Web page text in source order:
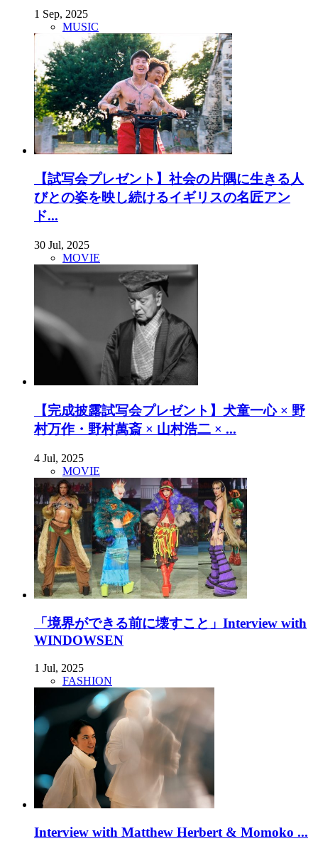
1 Sep, 2025
MUSIC
【試写会プレゼント】社会の片隅に生きる人
びとの姿を映し続けるイギリスの名匠アン
ド...
30 Jul, 2025
MOVIE
【完成披露試写会プレゼント】犬童一心 × 野
村万作・野村萬斎 × 山村浩二 × ...
4 Jul, 2025
MOVIE
「境界ができる前に壊すこと」Interview with
WINDOWSEN
1 Jul, 2025
FASHION
Interview with Matthew Herbert & Momoko ...